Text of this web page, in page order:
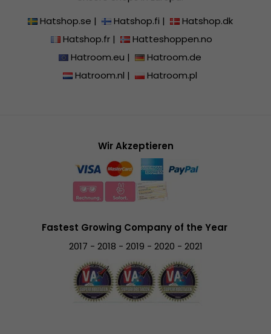
Hatshop.se | Hatshop.fi |
Hatshop.dk
Hatshop.fr|
Hatteshoppen.no
Hatroom.eu |
Hatroom.de
Hatroom.nl | Hatroom.pl
Wir Akzeptieren
Fastest Growing Company of the Year
2017 - 2018 - 2019 - 2020 - 2021